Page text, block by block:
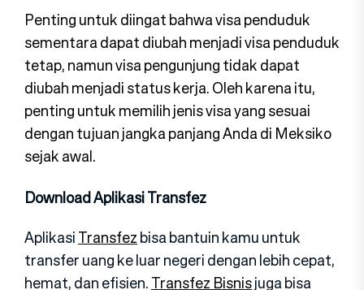
Penting untuk diingat bahwa visa penduduk
sementara dapat diubah menjadi visa penduduk
tetap, namun visa pengunjung tidak dapat
diubah menjadi status kerja. Oleh karena itu,
penting untuk memilih jenis visa yang sesuai
dengan tujuan jangka panjang Anda di Meksiko
sejak awal.
Download Aplikasi Transfez
AplikasiTransfezbisa bantuin kamu untuk
transfer uang ke luar negeri dengan lebih cepat,
hemat, dan efisien.Transfez Bisnisjuga bisa